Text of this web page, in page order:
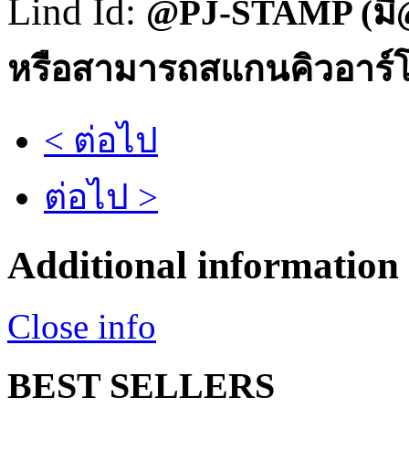
Lind Id: @PJ-STAMP (มี
หรือสามารถสแกนคิวอา
< ต่อไป
ต่อไป >
Additional information
Close info
BEST SELLERS